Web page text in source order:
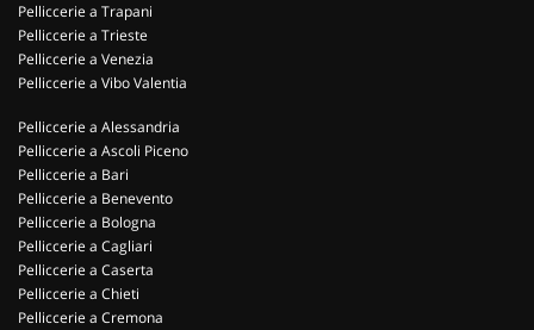
Pelliccerie a Trapani
Pelliccerie a Trieste
Pelliccerie a Venezia
Pelliccerie a Vibo Valentia
Pelliccerie a Alessandria
Pelliccerie a Ascoli Piceno
Pelliccerie a Bari
Pelliccerie a Benevento
Pelliccerie a Bologna
Pelliccerie a Cagliari
Pelliccerie a Caserta
Pelliccerie a Chieti
Pelliccerie a Cremona